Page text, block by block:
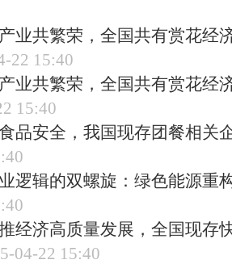
业共繁荣，全国共有赏花经
22 15:40
业共繁荣，全国共有赏花经
15:40
品安全，我国现存团餐相关
逻辑的双螺旋：绿色能源重
经济高质量发展，全国现存
04-22 15:40